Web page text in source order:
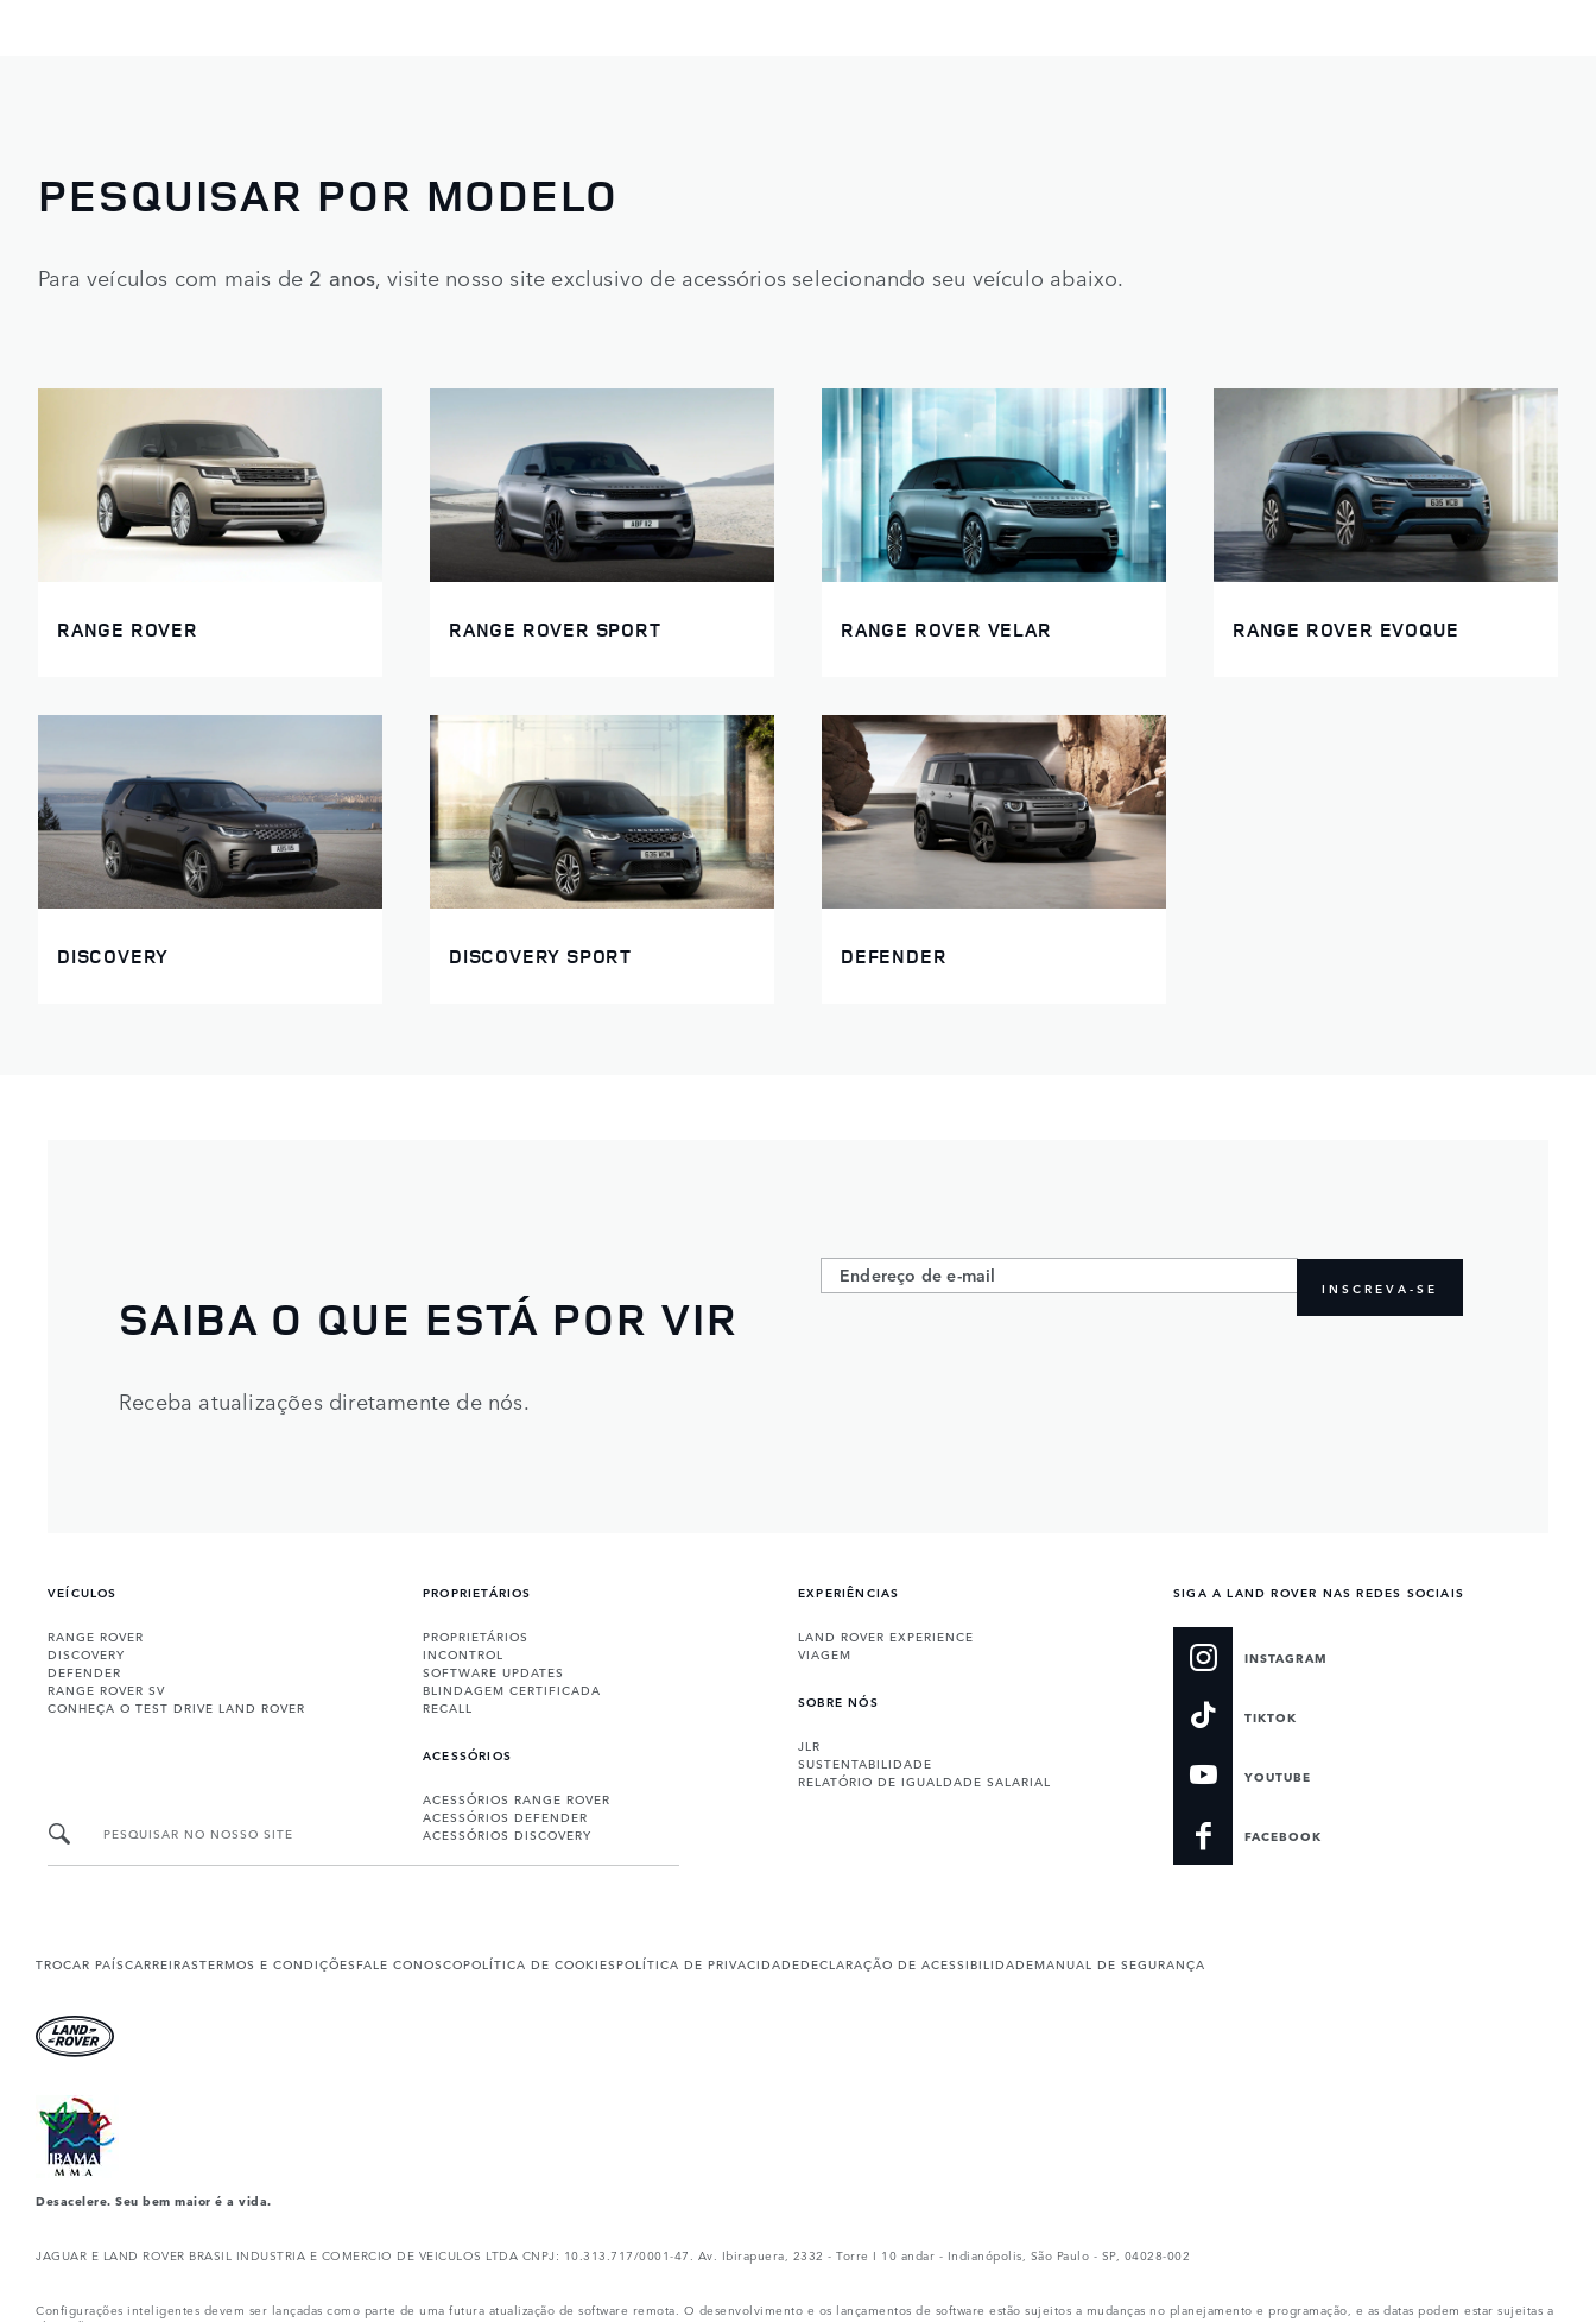
PESQUISAR POR MODELO
Para veículos com mais de 2 anos, visite nosso site exclusivo de acessórios selecionando seu veículo abaixo.
RANGE ROVER RANGE ROVER SPORT RANGE ROVER VELAR RANGE ROVER EVOQUE
DISCOVERY DISCOVERY SPORT DEFENDER
SAIBA O QUE ESTÁ POR VIR
Receba atualizações diretamente de nós.
INSCREVA-SE
VEÍCULOS
RANGE ROVER
DISCOVERY
DEFENDER
RANGE ROVER SV
CONHEÇA O TEST DRIVE LAND ROVER
PROPRIETÁRIOS
PROPRIETÁRIOS
INCONTROL
SOFTWARE UPDATES
BLINDAGEM CERTIFICADA
RECALL
ACESSÓRIOS
ACESSÓRIOS RANGE ROVER
ACESSÓRIOS DEFENDER
ACESSÓRIOS DISCOVERY
EXPERIÊNCIAS
LAND ROVER EXPERIENCE
VIAGEM
SOBRE NÓS
JLR
SUSTENTABILIDADE
RELATÓRIO DE IGUALDADE SALARIAL
SIGA A LAND ROVER NAS REDES SOCIAIS
INSTAGRAM
TIKTOK
YOUTUBE
FACEBOOK
PESQUISAR NO NOSSO SITE
TROCAR PAÍSCARREIRASTERMOS E CONDIÇÕESFALE CONOSCOPOLÍTICA DE COOKIESPOLÍTICA DE PRIVACIDADEDECLARAÇÃO DE ACESSIBILIDADEMANUAL DE SEGURANÇA
Desacelere. Seu bem maior é a vida.
JAGUAR E LAND ROVER BRASIL INDUSTRIA E COMERCIO DE VEICULOS LTDA CNPJ: 10.313.717/0001-47. Av. Ibirapuera, 2332 - Torre I 10 andar - Indianópolis, São Paulo - SP, 04028-002
Configurações inteligentes devem ser lançadas como parte de uma futura atualização de software remota. O desenvolvimento e os lançamentos de software estão sujeitos a mudanças no planejamento e programação, e as datas podem estar sujeitas a